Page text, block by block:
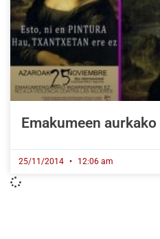
Emakumeen
25/11/2014 12:06 am